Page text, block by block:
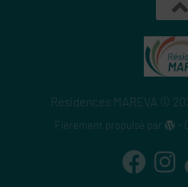
Résidences MAREVA ©
Fièrement propulsé par -